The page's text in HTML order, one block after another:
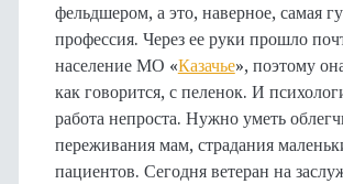
фельдшером, а это, наверное, самая
профессия. Через ее руки прошло
население МО «Казачье», поэтому
как говорится, с пеленок. И
работа непроста. Нужно уметь
переживания мам, страдания
пациентов. Сегодня ветеран на